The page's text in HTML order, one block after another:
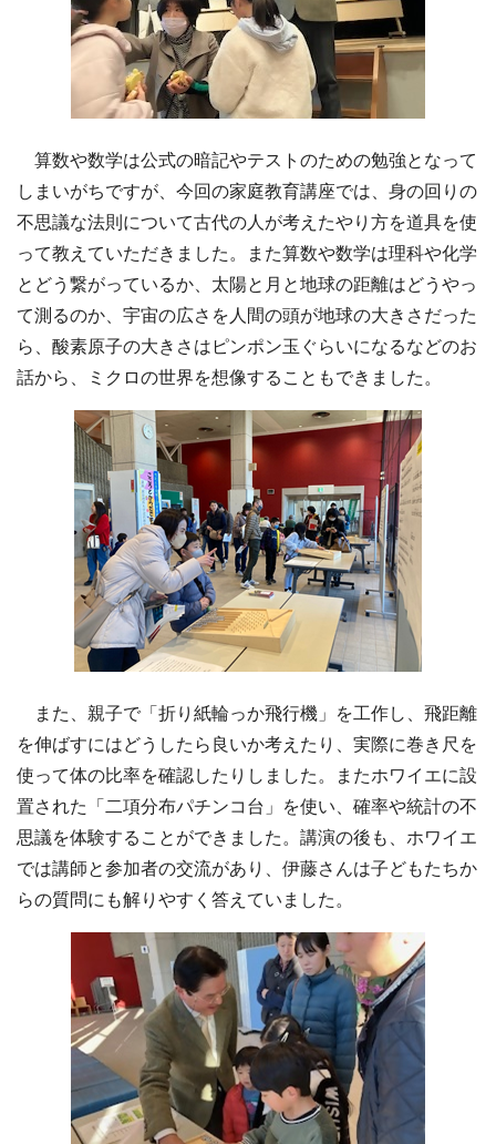
算数や数学は公式の暗記やテストのための勉強となって
しまいがちですが、今回の家庭教育講座では、身の回りの
不思議な法則について古代の人が考えたやり方を道具を使
って教えていただきました。また算数や数学は理科や化学
とどう繋がっているか、太陽と月と地球の距離はどうやっ
て測るのか、宇宙の広さを人間の頭が地球の大きさだった
ら、酸素原子の大きさはピンポン玉ぐらいになるなどのお
話から、ミクロの世界を想像することもできました。
また、親子で「折り紙輪っか飛行機」を工作し、飛距離
を伸ばすにはどうしたら良いか考えたり、実際に巻き尺を
使って体の比率を確認したりしました。またホワイエに設
置された「二項分布パチンコ台」を使い、確率や統計の不
思議を体験することができました。講演の後も、ホワイエ
では講師と参加者の交流があり、伊藤さんは子どもたちか
らの質問にも解りやすく答えていました。